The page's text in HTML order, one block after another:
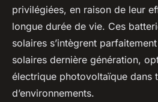
privilégiées, en raison de leur
longue durée de vie. Ces
solaires s’intègrent
solaires dernière génération,
électrique photovoltaïque dans
d’environnements.